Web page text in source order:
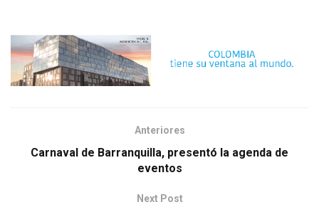
Anteriores
Carnaval de Barranquilla, presentó la agenda de
eventos
Next Post